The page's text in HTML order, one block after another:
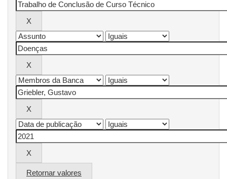
Retornar valores